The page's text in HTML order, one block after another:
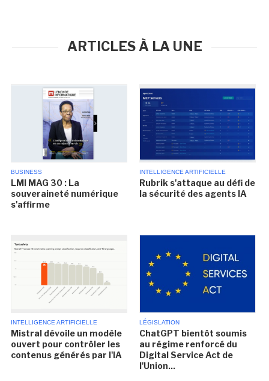
ARTICLES À LA UNE
BUSINESS
LMI MAG 30 : La
souveraineté numérique
s'affirme
INTELLIGENCE ARTIFICIELLE
Rubrik s'attaque au défi de
la sécurité des agents IA
INTELLIGENCE ARTIFICIELLE
Mistral dévoile un modèle
ouvert pour contrôler les
contenus générés par l'IA
LÉGISLATION
ChatGPT bientôt soumis
au régime renforcé du
Digital Service Act de
l'Union...